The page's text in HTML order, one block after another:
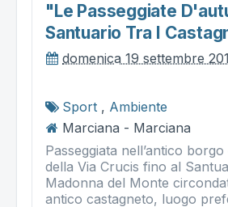
"le Passeggiate
Santuario Tra I
domenica 19 settembre
Sport , Ambiente
Marciana - Marciana
Passeggiata nell’antico
della Via Crucis fino al
Madonna del Monte
antico castagneto, luogo